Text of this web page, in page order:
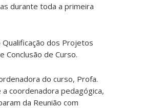
durante toda a primeira
dos Projetos
Conclusão de Curso.
do curso, Profa.
a coordenadora pedagógica,
da Reunião com